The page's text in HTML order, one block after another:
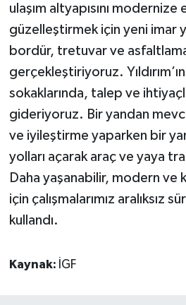
ulaşım altyapısını
güzelleştirmek için yeni imar
bordür, tretuvar ve asfaltlama
gerçekleştiriyoruz.
sokaklarında, talep ve
gideriyoruz. Bir yandan
ve iyileştirme yaparken bir
yolları açarak araç ve yaya
Daha yaşanabilir, modern ve
için çalışmalarımız aralıksız
kullandı.
Kaynak: İGF